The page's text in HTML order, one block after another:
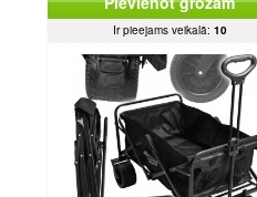
Ir pieejams veikalā: 10